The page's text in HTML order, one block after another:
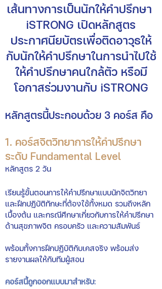
เส้นทางการเป็นนักให้คำปรึกษา
iSTRONG เปิดหลักสูตร
ประกาศนียบัตรเพื่อติดอาวุธให้
กับนักให้คำปรึกษาในการนำไปใช้
ให้คำปรึกษาคนใกล้ตัว หรือมี
โอกาสร่วมงานกับ iSTRONG
หลักสูตรนี้ประกอบด้วย 3 คอร์ส คือ
1. คอร์สจิตวิทยาการให้คำปรึกษา
ระดับ Fundamental Level
หลักสูตร 2 วัน
เรียนรู้ขั้นตอนการให้คำปรึกษาแบบนักจิตวิทยา
และฝึกปฏิบัติทักษะที่ต้องใช้ทั้งหมด รวมถึงหลัก
เบื้องต้น และกรณีศึกษาเกี่ยวกับการให้คำปรึกษา
ด้านสุขภาพจิต ครอบครัว และความสัมพันธ์
พร้อมทั้งการฝึกปฏิบัติกับเคสจริง พร้อมส่ง
รายงานผลให้กับทีมผู้สอน
คอร์สนี้ถูกออกแบบมาสำหรับ: